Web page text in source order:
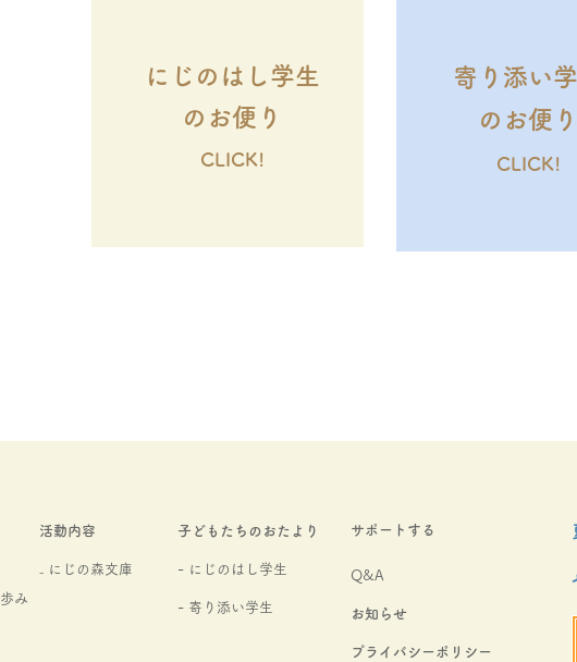
にじのはし学生
のお便り
CLICK!
寄り 添い学
のお便り
CLICK!
歩み
活動内容
₋ にじの森文庫​
​子どもたちのおたより
- にじのはし学生
​- 寄り添い学生
サポートする
Q&A
お知らせ
​プライバシーポリシー